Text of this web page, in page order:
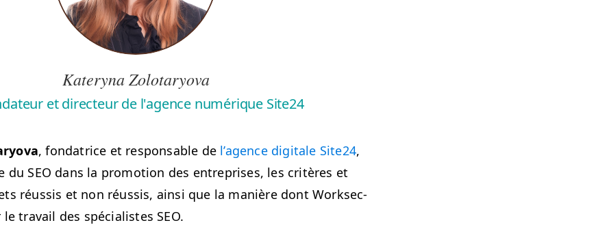
Kateryna Zolotaryova
et directeur de l'agence numérique Site24
, fon­da­trice et respon­s­able de l’a­gence dig­i­tale Site24,
du SEO dans la pro­mo­tion des entre­pris­es, les critères et
réus­sis et non réus­sis, ain­si que la manière dont Work­sec­
tra­vail des spé­cial­istes SEO.